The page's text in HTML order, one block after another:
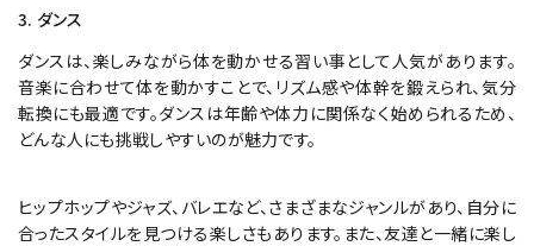
3. ダンス
ダンスは、楽しみながら体を動かせる習い事として人気があります。
音楽に合わせて体を動かすことで、リズム感や体幹を鍛えられ、気分
転換にも最適です。ダンスは年齢や体力に関係なく始められるため、
どんな人にも挑戦しやすいのが魅力です。
ヒップホップやジャズ、バレエなど、さまざまなジャンルがあり、自分に
合ったスタイルを見つける楽しさもあります。また、友達と一緒に楽し